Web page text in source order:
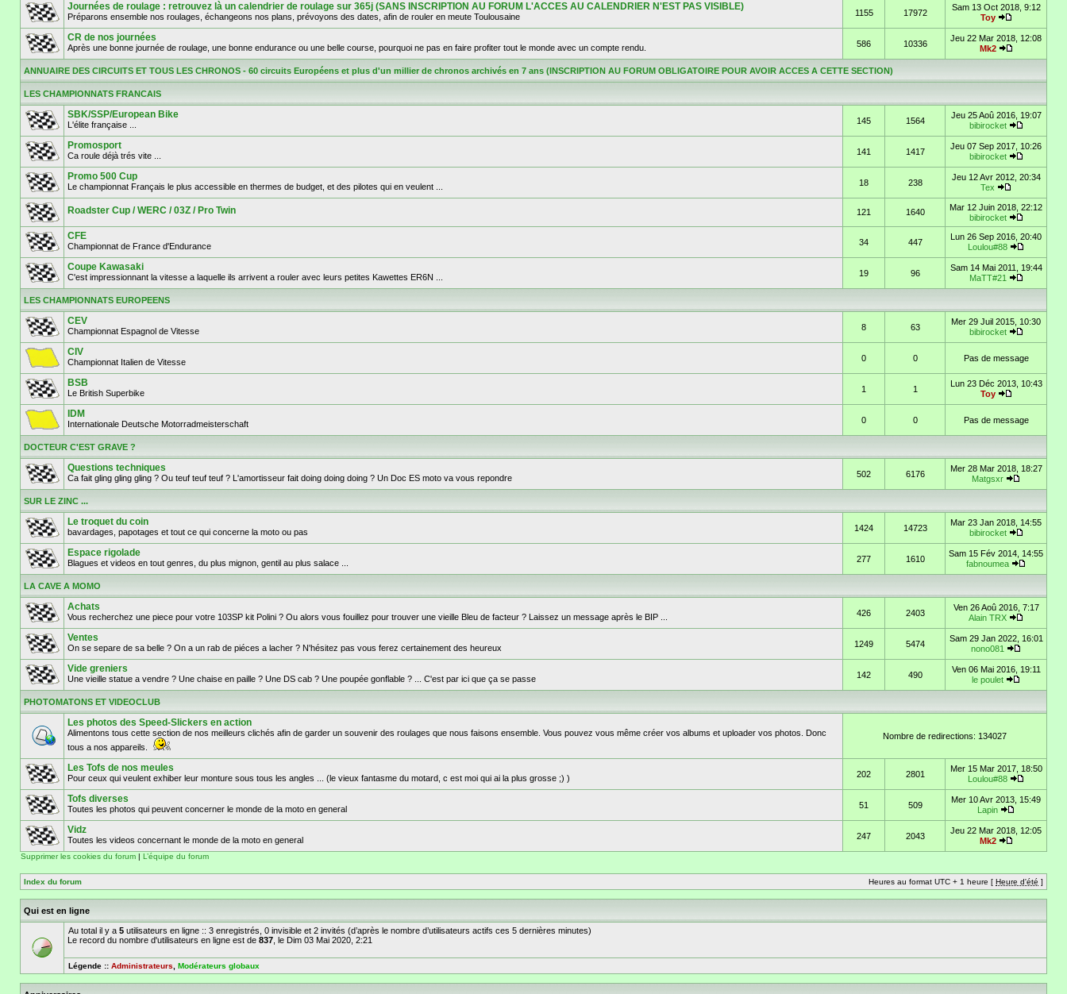
Journées de roulage : retrouvez là un calendrier de roulage sur 365j (SANS INSCRIPTION AU FORUM L'ACCES AU CALENDRIER N'EST PAS VISIBLE)
Préparons ensemble nos roulages, échangeons nos plans, prévoyons des dates, afin de rouler en meute Toulousaine 1155 17972
Sam 13 Oct 2018, 9:12
Toy
CR de nos journées
Après une bonne journée de roulage, une bonne endurance ou une belle course, pourquoi ne pas en faire profiter tout le monde avec un compte rendu. 586 10336
Jeu 22 Mar 2018, 12:08
Mk2
ANNUAIRE DES CIRCUITS ET TOUS LES CHRONOS - 60 circuits Européens et plus d'un millier de chronos archivés en 7 ans (INSCRIPTION AU FORUM OBLIGATOIRE POUR AVOIR ACCES A CETTE SECTION)
LES CHAMPIONNATS FRANCAIS
SBK/SSP/European Bike
L'élite française ... 145 1564
Jeu 25 Aoû 2016, 19:07
bibirocket
Promosport
Ca roule déjà trés vite ... 141 1417
Jeu 07 Sep 2017, 10:26
bibirocket
Promo 500 Cup
Le championnat Français le plus accessible en thermes de budget, et des pilotes qui en veulent ... 18 238
Jeu 12 Avr 2012, 20:34
Tex
Roadster Cup / WERC / 03Z / Pro Twin 121 1640
Mar 12 Juin 2018, 22:12
bibirocket
CFE
Championnat de France d'Endurance 34 447
Lun 26 Sep 2016, 20:40
Loulou#88
Coupe Kawasaki
C'est impressionnant la vitesse a laquelle ils arrivent a rouler avec leurs petites Kawettes ER6N ... 19 96
Sam 14 Mai 2011, 19:44
MaTT#21
LES CHAMPIONNATS EUROPEENS
CEV
Championnat Espagnol de Vitesse 8 63
Mer 29 Juil 2015, 10:30
bibirocket
CIV
Championnat Italien de Vitesse 0 0 Pas de message
BSB
Le British Superbike 1 1
Lun 23 Déc 2013, 10:43
Toy
IDM
Internationale Deutsche Motorradmeisterschaft 0 0 Pas de message
DOCTEUR C'EST GRAVE ?
Questions techniques
Ca fait gling gling gling ? Ou teuf teuf teuf ? L'amortisseur fait doing doing doing ? Un Doc ES moto va vous repondre 502 6176
Mer 28 Mar 2018, 18:27
Matgsxr
SUR LE ZINC ...
Le troquet du coin
bavardages, papotages et tout ce qui concerne la moto ou pas 1424 14723
Mar 23 Jan 2018, 14:55
bibirocket
Espace rigolade
Blagues et videos en tout genres, du plus mignon, gentil au plus salace ... 277 1610
Sam 15 Fév 2014, 14:55
fabnoumea
LA CAVE A MOMO
Achats
Vous recherchez une piece pour votre 103SP kit Polini ? Ou alors vous fouillez pour trouver une vieille Bleu de facteur ? Laissez un message après le BIP ... 426 2403
Ven 26 Aoû 2016, 7:17
Alain TRX
Ventes
On se separe de sa belle ? On a un rab de piéces a lacher ? N'hésitez pas vous ferez certainement des heureux 1249 5474
Sam 29 Jan 2022, 16:01
nono081
Vide greniers
Une vieille statue a vendre ? Une chaise en paille ? Une DS cab ? Une poupée gonflable ? ... C'est par ici que ça se passe 142 490
Ven 06 Mai 2016, 19:11
le poulet
PHOTOMATONS ET VIDEOCLUB
Les photos des Speed-Slickers en action
Alimentons tous cette section de nos meilleurs clichés afin de garder un souvenir des roulages que nous faisons ensemble. Vous pouvez vous même créer vos albums et uploader vos photos. Donc
tous a nos appareils.
Nombre de redirections: 134027
Les Tofs de nos meules
Pour ceux qui veulent exhiber leur monture sous tous les angles ... (le vieux fantasme du motard, c est moi qui ai la plus grosse ;) ) 202 2801
Mer 15 Mar 2017, 18:50
Loulou#88
Tofs diverses
Toutes les photos qui peuvent concerner le monde de la moto en general 51 509
Mer 10 Avr 2013, 15:49
Lapin
Vidz
Toutes les videos concernant le monde de la moto en general 247 2043
Jeu 22 Mar 2018, 12:05
Mk2
Supprimer les cookies du forum | L’équipe du forum
Index du forum Heures au format UTC + 1 heure [ Heure d'été ]
Qui est en ligne
Au total il y a 5 utilisateurs en ligne :: 3 enregistrés, 0 invisible et 2 invités (d’après le nombre d’utilisateurs actifs ces 5 dernières minutes)
Le record du nombre d'utilisateurs en ligne est de 837 , le Dim 03 Mai 2020, 2:21
Légende :: Administrateurs Modérateurs globaux